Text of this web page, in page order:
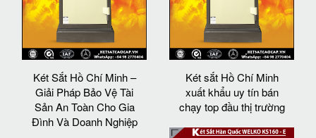
Két Sắt Hồ Chí Minh –
Giải Pháp Bảo Vệ Tài
Sản An Toàn Cho Gia
Đình Và Doanh Nghiệp
Két sắt Hồ Chí Minh
xuất khẩu uy tín bán
chạy top đầu thị trường